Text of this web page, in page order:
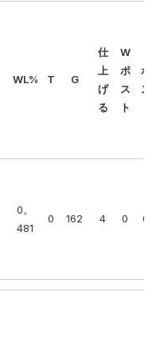
WL% T G
仕
上
げ
る
W
ポ
ス
ト
ポ
ス
0。
481
0 162 4 0 0